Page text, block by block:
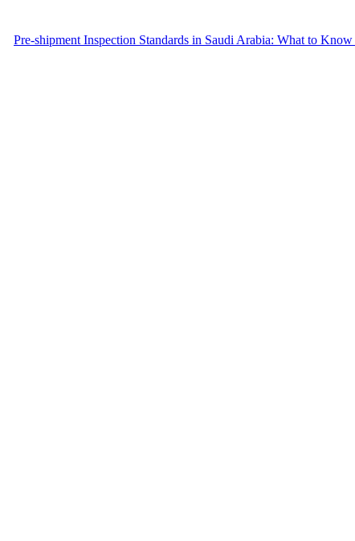
Pre-shipment Inspection Standards in Saudi Arabia: What to Know